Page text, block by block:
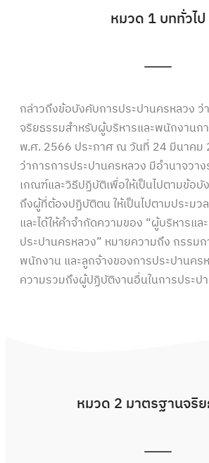
หมวด 1 บททั่วไป
กล่าวถึงข้อบังคับการประปานครหลวง ว่
จริยธรรมสำหรับผู้บริหารและพนักงานก
พ.ศ. 2566 ประกาศ ณ วันที่ 24 มีนาคม
ว่าการการประปานครหลวง มีอำนาจวา
เกณฑ์และวิธีปฏิบัติเพื่อให้เป็นไปตามข้อ
ถึงผู้ที่ต้องปฏิบัติตน ให้เป็นไปตามประมว
และได้ให้คำจำกัดความของ “ผู้บริหารแ
ประปานครหลวง” หมายความถึง กรรม
พนักงาน และลูกจ้างของการประปานคร
ความรวมถึงผู้ปฏิบัติงานอื่นในการประป
หมวด 2 มาตรฐานจริ